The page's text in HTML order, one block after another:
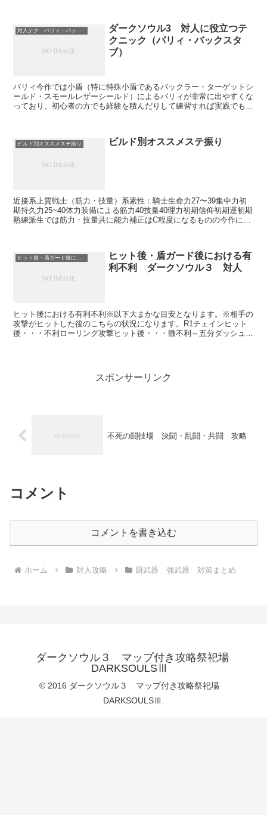
ダークソウル3 対人に役立つテ
クニック（パリィ・バックスタ
ブ）
パリィ今作では小盾（特に特殊小盾であるバックラー・ターゲットシ
ールド・スモールレザーシールド）によるパリィが非常に出やすくな
っており、初心者の方でも経験を積んだりして練習すれば実践でも十
ビルド別オススメステ振り ビルド別オススメステ振り
近接系上質戦士（筋力・技量）系素性：騎士生命力27〜39集中力初
期持久力25~40体力装備による筋力40技量40理力初期信仰初期運初期
熟練派生では筋力・技量共に能力補正はC程度になるものの今作にお
ヒット後・盾ガード後における有
利不利 ダークソウル３ 対人
ヒット後における有利不利※以下大まかな目安となります。※相手の
攻撃がヒットした後のこちらの状況になります。R1チェインヒット
後・・・不利ローリング攻撃ヒット後・・・微不利～五分ダッシュ
スポンサーリンク
不死の闘技場 決闘・乱闘・共闘 攻略
コメント
コメントを書き込む
ホーム 対人攻略 厨武器 強武器 対策まとめ
ダークソウル３ マップ付き攻略祭祀場
DARKSOULSⅢ
© 2016 ダークソウル３ マップ付き攻略祭祀場
DARKSOULSⅢ.